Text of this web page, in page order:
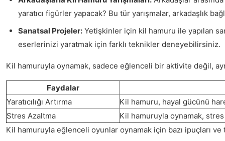
yaratıcı figürler yapacak? Bu tür yarışmalar, arkadaşlık
Sanatsal Projeler: Yetişkinler için kil hamuru ile yapılan
eserlerinizi yaratmak için farklı teknikler deneyebilirsiniz.
Kil hamuruyla oynamak, sadece eğlenceli bir aktivite değil,
Faydalar
Yaratıcılığı Artırma
Kil hamuru, hayal gücünü
Stres Azaltma
Kil hamuruyla oynamak,
Kil hamuruyla eğlenceli oyunlar oynamak için bazı ipuçları